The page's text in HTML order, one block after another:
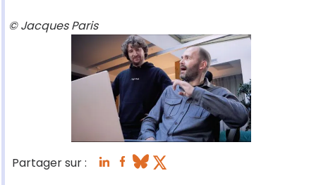
© Jacques Paris
Partager sur :